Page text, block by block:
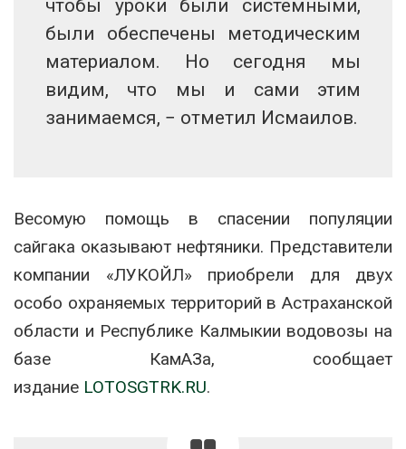
чтобы уроки были системными,
были обеспечены методическим
материалом. Но сегодня мы
видим, что мы и сами этим
занимаемся, − отметил Исмаилов.
Весомую помощь в спасении популяции
сайгака оказывают нефтяники. Представители
компании «ЛУКОЙЛ» приобрели для двух
особо охраняемых территорий в Астраханской
области и Республике Калмыкии водовозы на
базе КамАЗа, сообщает
издание LOTOSGTRK.RU.